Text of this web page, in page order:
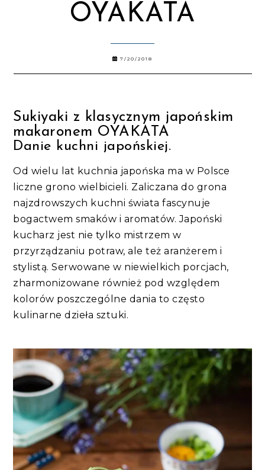
OYAKATA
7/20/2018
Sukiyaki z klasycznym japońskim
makaronem OYAKATA
Danie kuchni japońskiej.
Od wielu lat kuchnia japońska ma w Polsce
liczne grono wielbicieli. Zaliczana do grona
najzdrowszych kuchni świata fascynuje
bogactwem smaków i aromatów. Japoński
kucharz jest nie tylko mistrzem w
przyrządzaniu potraw, ale też aranżerem i
stylistą. Serwowane w niewielkich porcjach,
zharmonizowane również pod względem
kolorów poszczególne dania to często
kulinarne dzieła sztuki.